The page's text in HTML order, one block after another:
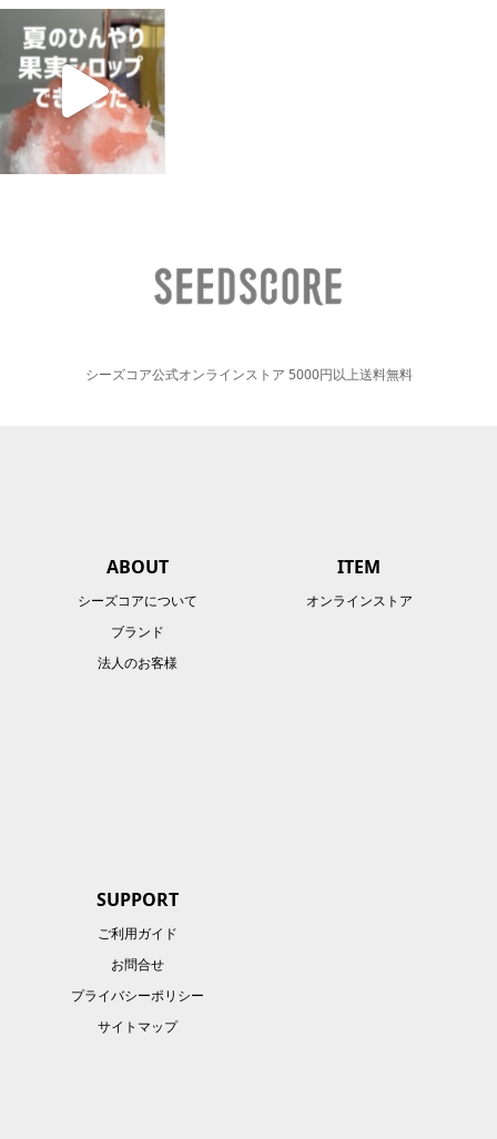
シーズコア公式オンラインストア 5000円以上送料無料
ABOUT
シーズコアについて
ブランド
法人のお客様
ITEM
オンラインストア
SUPPORT
ご利用ガイド
お問合せ
プライバシーポリシー
サイトマップ